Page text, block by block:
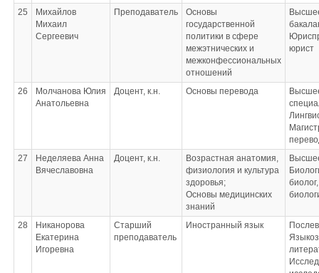
исследовательской
работы) практика;
Учебная ( предметная)
практика;
Страноведение
иностранного (н/фр/
исп) языка;
Регионоведение
квалификационной
работы (Член
комиссии)
25
Михайлов
Михаил
Сергеевич
Преподаватель
Основы
государственной
политики в сфере
межэтнических и
межконфессиональных
отношений
юрист
26
Молчанова Юлия
Анатольевна
Доцент, к.н. Основы перевода
27
Неделяева Анна
Вячеславовна
Доцент, к.н.
Возрастная анатомия,
физиология и культура
здоровья;
Основы медицинских
знаний
28
Никанорова
Екатерина
Игоревна
Старший
преподаватель
Иностранный язык